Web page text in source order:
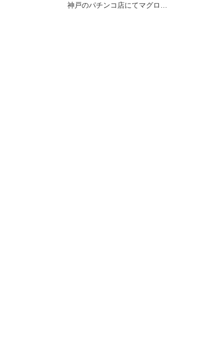
神戸のパチンコ店にてマグロ解